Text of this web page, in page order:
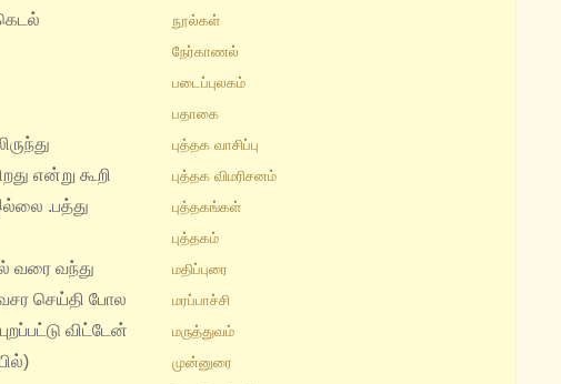
என்று கூறி
.பத்து
வரை வந்து
செய்தி போல
விட்டேன்
நூல்கள்
நேர்காணல்
படைப்புலகம்
பதாகை
புத்தக வாசிப்பு
புத்தக விமரிசனம்
புத்தகங்கள்
புத்தகம்
மதிப்புரை
மரப்பாச்சி
மருத்துவம்
முன்னுரை